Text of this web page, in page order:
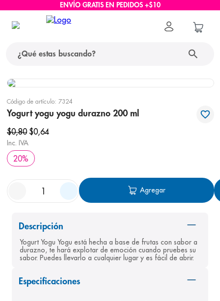
ENVÍO GRATIS EN PEDIDOS +$10
Código de artículo: 7324
Yogurt yogu yogu durazno 200 ml
$0,80 $0,64
Inc. IVA
20%
Agregar
Descripción
Yogurt Yogu Yogu está hecha a base de frutas con sabor a
durazno, te hará explotar de emoción cuando pruebes su
sabor. Puedes llevarlo a cualquier lugar y es fácil de abrir.
Especificaciones
términos más buscados
1. protector solar
2. pañales
3.
4. cerave
5. nivea
bioderma
8. pediasure
9. panolini